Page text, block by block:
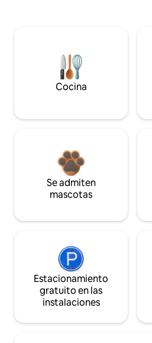
Cocina
Se admiten
mascotas
Estacionamiento
gratuito en las
instalaciones